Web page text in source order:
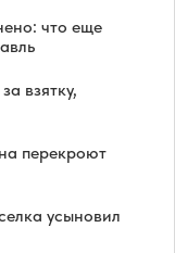
что еще
взятку,
перекроют
усыновил